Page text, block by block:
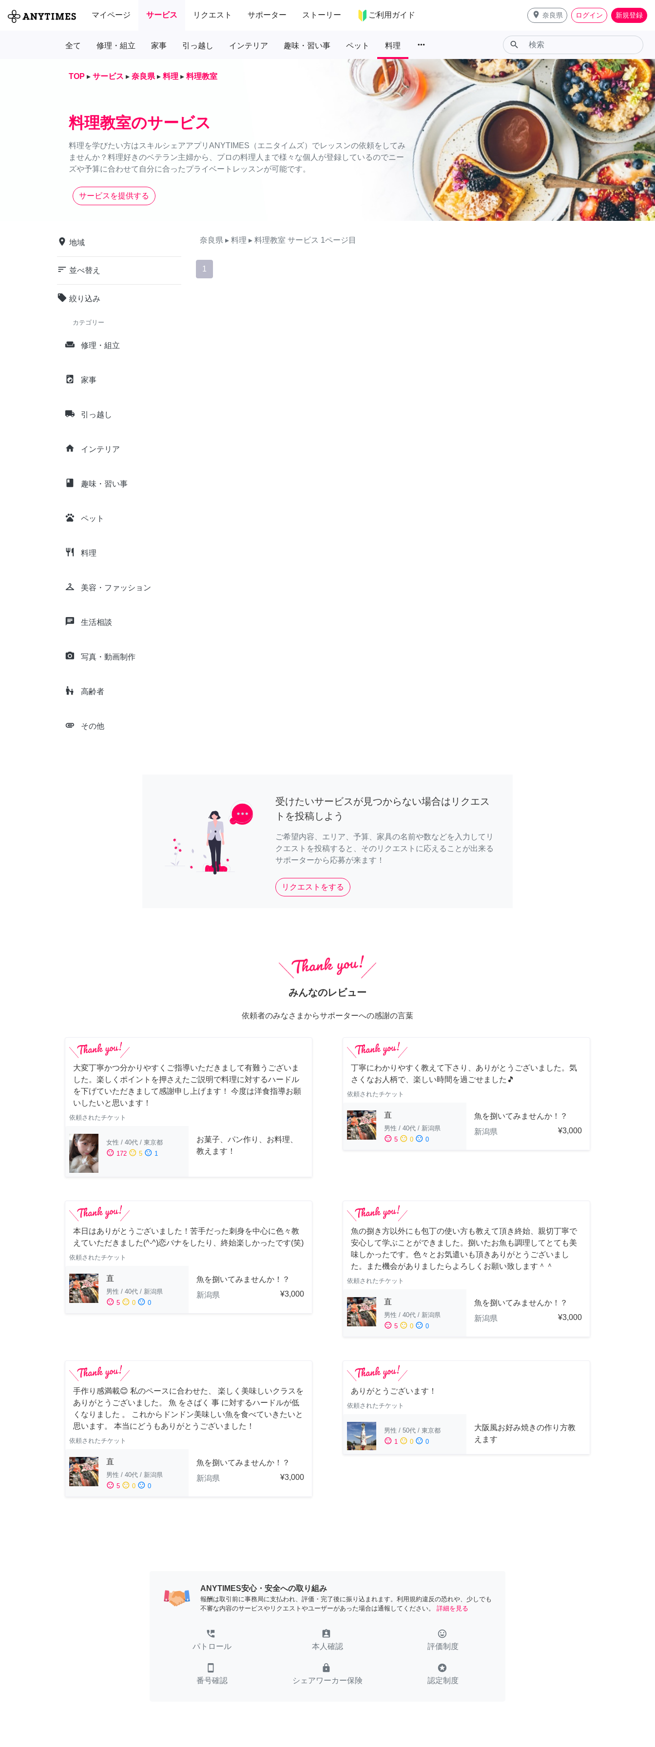
マイページ サービス リクエスト サポーター ストーリー ご利用ガイド place 奈良県 ログイン 新規登録
全て 修理・組立 家事 引っ越し インテリア 趣味・習い事 ペット 料理 more_horiz search
TOP ▸ サービス ▸ 奈良県 ▸ 料理 ▸ 料理教室
料理教室のサービス
料理を学びたい方はスキルシェアアプリANYTIMES（エニタイムズ）でレッスンの依頼をしてみ
ませんか？料理好きのベテラン主婦から、プロの料理人まで様々な個人が登録しているのでニー
ズや予算に合わせて自分に合ったプライベートレッスンが可能です。
サービスを提供する
place 地域
sort 並べ替え
local_offer 絞り込み
カテゴリー
weekend 修理・組立
local_laundry_service 家事
local_shipping 引っ越し
home インテリア
class 趣味・習い事
pets ペット
restaurant 料理
checkroom 美容・ファッション
chat 生活相談
camera_alt 写真・動画制作
escalator_warning 高齢者
attachment その他
奈良県 ▸ 料理 ▸ 料理教室 サービス 1ページ目
1
受けたいサービスが見つからない場合はリクエス
トを投稿しよう
ご希望内容、エリア、予算、家具の名前や数などを入力してリ
クエストを投稿すると、そのリクエストに応えることが出来る
サポーターから応募が来ます！
リクエストをする
みんなのレビュー
依頼者のみなさまからサポーターへの感謝の言葉
大変丁寧かつ分かりやすくご指導いただきまして有難うございま
した。楽しくポイントを押さえたご説明で料理に対するハードル
を下げていただきまして感謝申し上げます！ 今度は洋食指導お願
いしたいと思います！
依頼されたチケット
女性 / 40代 / 東京都
sentiment_satisfied 172 sentiment_neutral 5 sentiment_dissatisfied 1
お菓子、パン作り、お料理、
教えます！
丁寧にわかりやすく教えて下さり、ありがとうございました。気
さくなお人柄で、楽しい時間を過ごせました🎵
依頼されたチケット
直
男性 / 40代 / 新潟県
sentiment_satisfied 5 sentiment_neutral 0 sentiment_dissatisfied 0
魚を捌いてみませんか！？
新潟県
¥3,000
本日はありがとうございました！苦手だった刺身を中心に色々教
えていただきました(^-^)恋バナをしたり、終始楽しかったです(笑)
依頼されたチケット
直
男性 / 40代 / 新潟県
sentiment_satisfied 5 sentiment_neutral 0 sentiment_dissatisfied 0
魚を捌いてみませんか！？
新潟県
¥3,000
魚の捌き方以外にも包丁の使い方も教えて頂き終始、親切丁寧で
安心して学ぶことができました。捌いたお魚も調理してとても美
味しかったです。色々とお気遣いも頂きありがとうございまし
た。また機会がありましたらよろしくお願い致します＾＾
依頼されたチケット
直
男性 / 40代 / 新潟県
sentiment_satisfied 5 sentiment_neutral 0 sentiment_dissatisfied 0
魚を捌いてみませんか！？
新潟県
¥3,000
手作り感満載😊 私のペースに合わせた、 楽しく美味しいクラスを
ありがとうございました。 魚 をさばく 事 に対するハードルが低
くなりました 。 これからドンドン美味しい魚を食べていきたいと
思います。 本当にどうもありがとうございました！
依頼されたチケット
直
男性 / 40代 / 新潟県
sentiment_satisfied 5 sentiment_neutral 0 sentiment_dissatisfied 0
魚を捌いてみませんか！？
新潟県
¥3,000
ありがとうございます！
依頼されたチケット
男性 / 50代 / 東京都
sentiment_satisfied 1 sentiment_neutral 0 sentiment_dissatisfied 0
大阪風お好み焼きの作り方教
えます
ANYTIMES安心・安全への取り組み
報酬は取引前に事務局に支払われ、評価・完了後に振り込まれます。利用規約違反の恐れや、少しでも
不審な内容のサービスやリクエストやユーザーがあった場合は通報してください。
詳細を見る
perm_phone_msg
パトロール
assignment_ind
本人確認
tag_faces
評価制度
smartphone
番号確認
lock
シェアワーカー保険
stars
認定制度